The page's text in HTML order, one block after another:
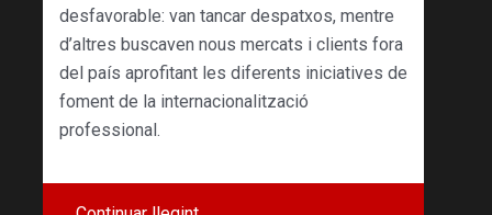
desfavorable: van tancar despatxos, mentre
d’altres buscaven nous mercats i clients fora
del país aprofitant les diferents iniciatives de
foment de la internacionalització
professional.